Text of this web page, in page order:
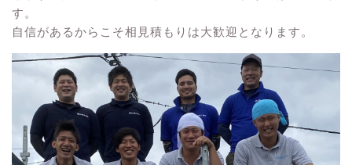
す。
自信があるからこそ相見積もりは大歓迎となります。